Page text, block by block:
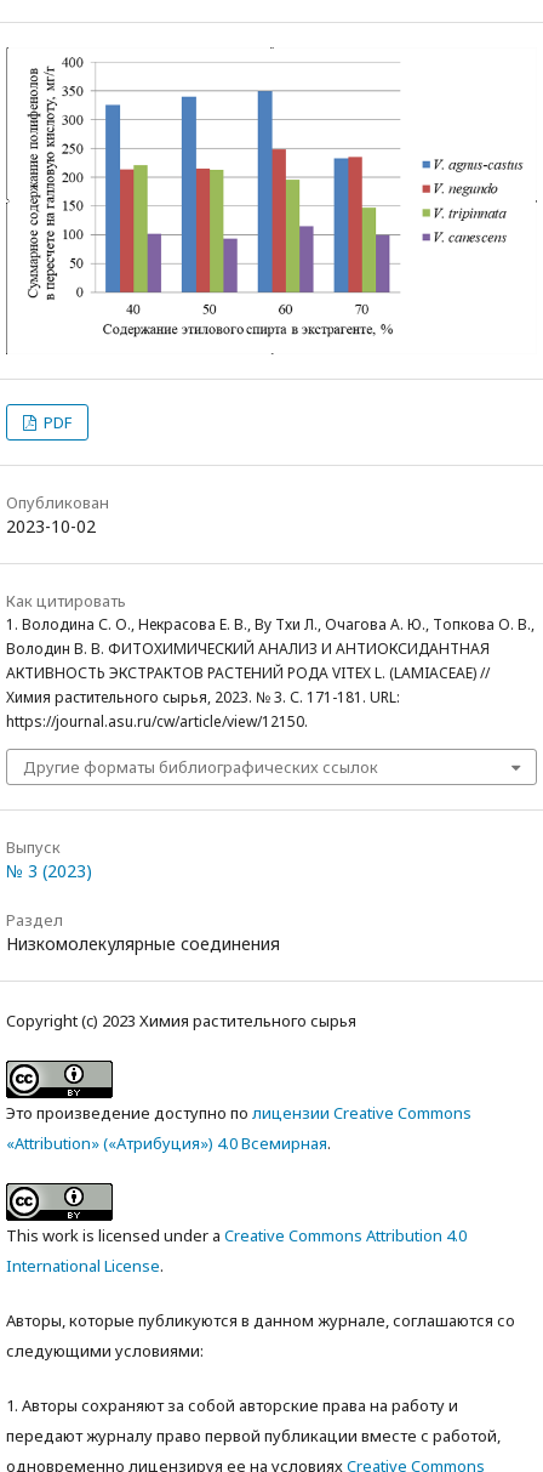
PDF
Опубликован
2023-10-02
Как цитировать
1. Володина С. О., Некрасова Е. В., Ву Тхи Л., Очагова А. Ю., Топкова О. В.,
Володин В. В. ФИТОХИМИЧЕСКИЙ АНАЛИЗ И АНТИОКСИДАНТНАЯ
АКТИВНОСТЬ ЭКСТРАКТОВ РАСТЕНИЙ РОДА VITEX L. (LAMIACEAE) //
Химия растительного сырья, 2023. № 3. С. 171-181. URL:
https://journal.asu.ru/cw/article/view/12150.
Другие форматы библиографических ссылок
Выпуск
№ 3 (2023)
Раздел
Низкомолекулярные соединения
Copyright (c) 2023 Химия растительного сырья
Это произведение доступно по лицензии Creative Commons
«Attribution» («Атрибуция») 4.0 Всемирная.
This work is licensed under a Creative Commons Attribution 4.0
International License.
Авторы, которые публикуются в данном журнале, соглашаются со
следующими условиями:
1. Авторы сохраняют за собой авторские права на работу и
передают журналу право первой публикации вместе с работой,
одновременно лицензируя ее на условияхCreative Commons